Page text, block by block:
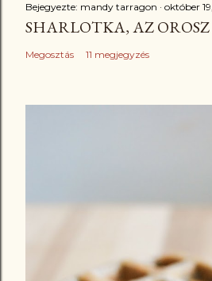
Bejegyezte: mandy tarragon október
SHARLOTKA, AZ
Megosztás 11 megjegyzés